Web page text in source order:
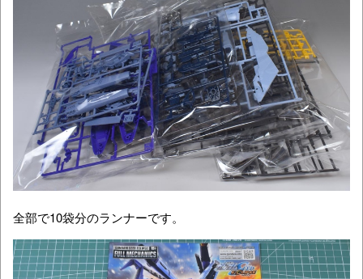
全部で10袋分のランナーです。